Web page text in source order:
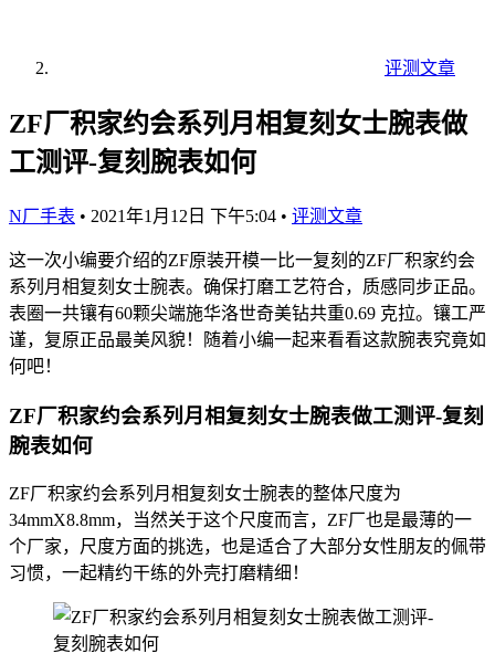
评测文章
ZF厂积家约会系列月相复刻女士腕表做
工测评-复刻腕表如何
N厂手表 • 2021年1月12日 下午5:04 • 评测文章
这一次小编要介绍的ZF原装开模一比一复刻的ZF厂积家约会
系列月相复刻女士腕表。确保打磨工艺符合，质感同步正品。
表圈一共镶有60颗尖端施华洛世奇美钻共重0.69 克拉。镶工严
谨，复原正品最美风貌！随着小编一起来看看这款腕表究竟如
何吧！
ZF厂积家约会系列月相复刻女士腕表做工测评-复刻
腕表如何
ZF厂积家约会系列月相复刻女士腕表的整体尺度为
34mmX8.8mm，当然关于这个尺度而言，ZF厂也是最薄的一
个厂家，尺度方面的挑选，也是适合了大部分女性朋友的佩带
习惯，一起精约干练的外壳打磨精细！